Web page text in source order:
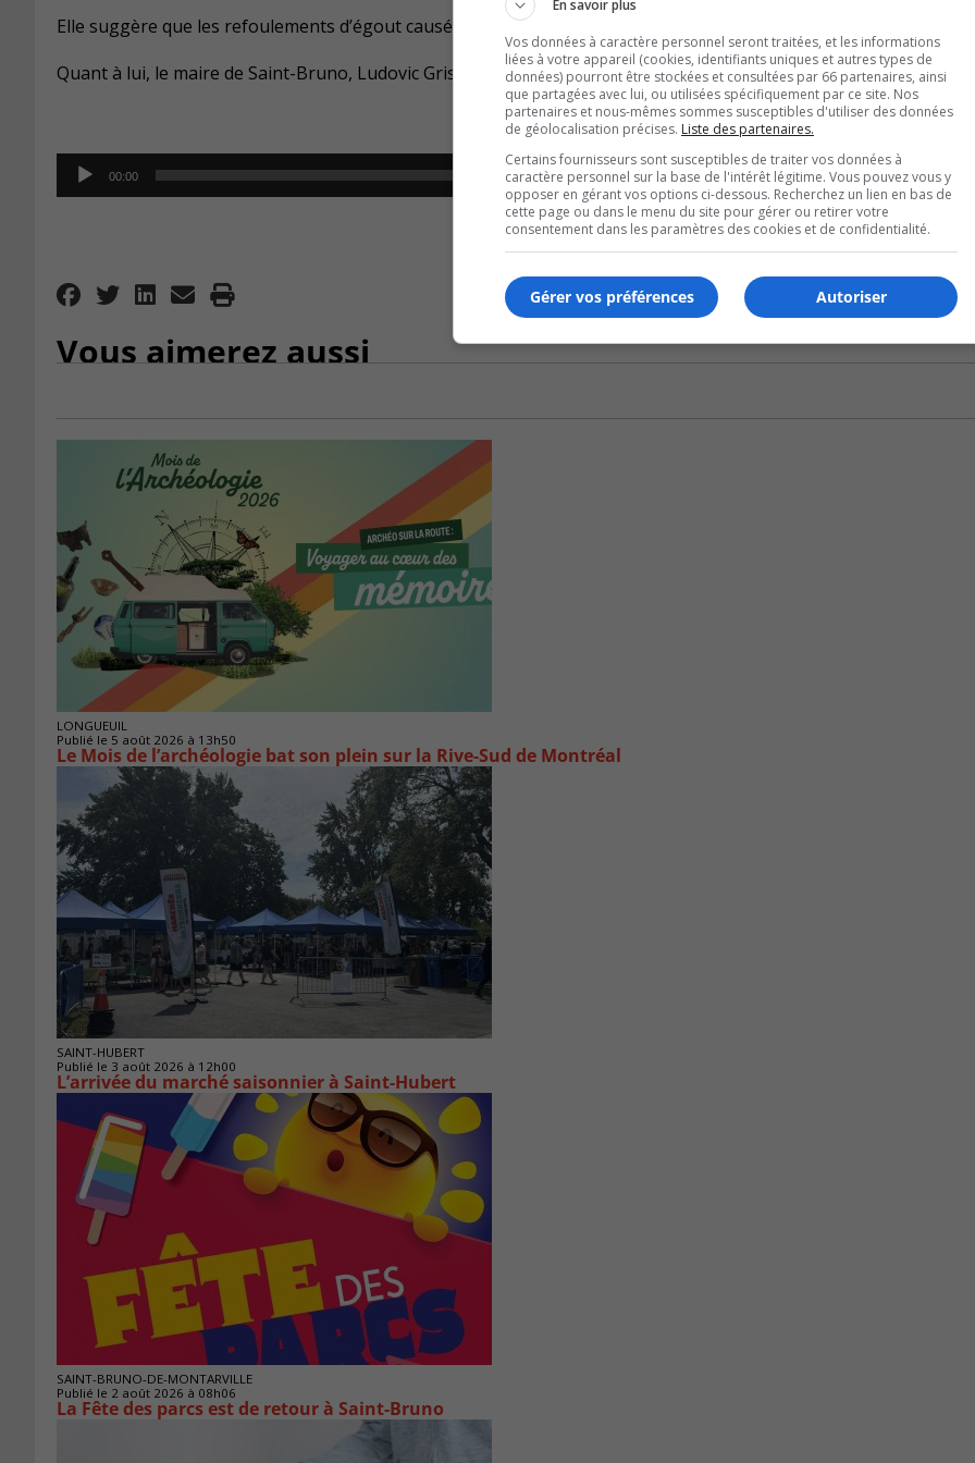
Elle suggère que les refoulements d’égout causés par le ruissellement urbain soient couverts par le programme.
Quant à lui, le maire de Saint-Bruno, Ludovic Grisé Farand, s’est montré compatissant devant le sort de ses
Audio
Player
00:00 00:00
Vous aimerez aussi
LONGUEUIL
Publié le 5 août 2026 à 13h50
Le Mois de l’archéologie bat son plein sur la Rive-Sud de Montréal
SAINT-HUBERT
Publié le 3 août 2026 à 12h00
L’arrivée du marché saisonnier à Saint-Hubert
SAINT-BRUNO-DE-MONTARVILLE
Publié le 2 août 2026 à 08h06
La Fête des parcs est de retour à Saint-Bruno
En savoir plus
Vos données à caractère personnel seront traitées, et les informations
liées à votre appareil (cookies, identifiants uniques et autres types de
données) pourront être stockées et consultées par 66 partenaires, ainsi
que partagées avec lui, ou utilisées spécifiquement par ce site. Nos
partenaires et nous-mêmes sommes susceptibles d'utiliser des données
de géolocalisation précises. Liste des partenaires.
Certains fournisseurs sont susceptibles de traiter vos données à
caractère personnel sur la base de l'intérêt légitime. Vous pouvez vous y
opposer en gérant vos options ci-dessous. Recherchez un lien en bas de
cette page ou dans le menu du site pour gérer ou retirer votre
consentement dans les paramètres des cookies et de confidentialité.
Autoriser
Gérer vos préférences